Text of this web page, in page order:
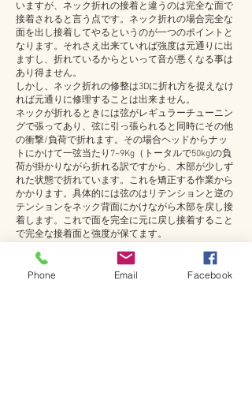
いますが、ネック折れの接着と違うのは完全な面で
接着されると言う点です。ネック折れの場合完全な
面を出し接着してやるというのが一つのポイントと
なります。それさえ出来ていれば強度は元通りに出
ますし、折れているからといって音が悪くなる事は
あり得ません。
しかし、ネック折れの修整は3Dに折れ方を捉えなけ
れば元通りに修理することは出来ません。
ネックが折れるときには弦がレギュラーチューニン
グで張ってあり、弦に引っ張られると同時にその他
の衝撃/負荷で折れます。その場合ヘッドからナッ
トにかけて一弦当たり7~9Kg（トータルで50kg)の負
荷が掛かりながら折れる訳ですから、木部が少しず
れた状態で折れています。これを矯正する作業から
かかります。具体的には弦のはリテンションと逆の
テンションをネック背面にかけながら木部を戻し接
着します。これで面を完全に元に戻し接着すること
で完全な接着面と強度が保てます。
プですので折れた面周辺強度を上げます。
また、塗装は表面強度を上げるためFRP等に使用さ
Phone Email Facebook